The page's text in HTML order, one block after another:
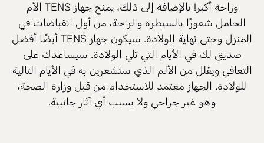
وراحة أكبر! بالإضافة إلى ذلك، يمنح جهاز TENS الأم
الحامل شعورًا بالسيطرة والراحة، من أول انقباضات في
المنزل وحتى نهاية الولادة. سيكون جهاز TENS أيضًا أفضل
صديق لك في الأيام التي تلي الولادة. سيساعدك على
التعافي ويقلل من الألم الذي ستشعرين به في الأيام التالية
للولادة. الجهاز معتمد للاستخدام من قبل وزارة الصحة،
وهو غير جراحي ولا يسبب أي آثار جانبية.